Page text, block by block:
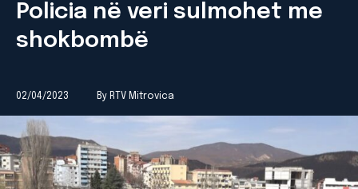
Policia në veri sulmohet me
shokbombë
02/04/2023 By RTV Mitrovica